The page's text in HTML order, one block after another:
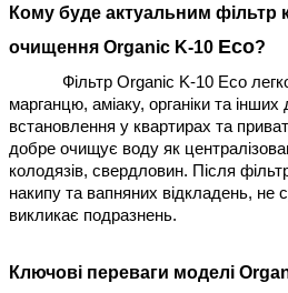
Кому буде актуальним фільтр
очищення Organic K-10 Eco?
Фільтр Organic K-10 Eco
марганцю, аміаку, органіки та
встановлення у квартирах та
добре очищує воду як
колодязів, свердловин. Після
накипу та вапняних відкладень, не
викликає подразнень.
Ключові переваги моделі